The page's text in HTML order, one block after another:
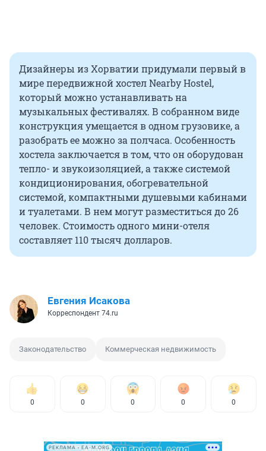
Дизайнеры из Хорватии придумали первый в
мире передвижной хостел Nearby Hostel,
который можно устанавливать на
музыкальных фестивалях. В собранном виде
конструкция умещается в одном грузовике, а
разобрать ее можно за полчаса. Особенность
хостела заключается в том, что он оборудован
тепло- и звукоизоляцией, а также системой
кондиционирования, обогревательной
системой, компактными душевыми кабинами
и туалетами. В нем могут разместиться до 26
человек. Стоимость одного мини-отеля
составляет 110 тысяч долларов.
Евгения Исакова
Корреспондент 74.ru
Законодательство Коммерческая недвижимость
0 0 0 0 0
РЕКЛАМА • EA-M.ORG